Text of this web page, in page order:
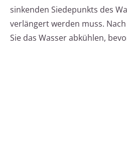
sinkenden Siedepunkts des
verlängert werden muss.
Sie das Wasser abkühlen,